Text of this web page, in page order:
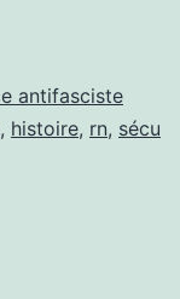
antifasciste
, histoire, rn, sécu